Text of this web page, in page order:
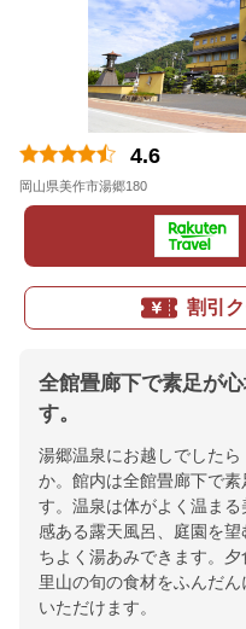
4.6
岡山県美作市湯郷180
割引
全館畳廊下で素足が
す。
湯郷温泉にお越しでした
か。館内は全館畳廊下で
す。温泉は体がよく温ま
感ある露天風呂、庭園を
ちよく湯あみできます。夕
里山の旬の食材をふんだ
いただけます。